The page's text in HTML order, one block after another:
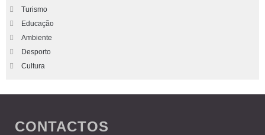
Turismo
Educação
Ambiente
Desporto
Cultura
CONTACTOS